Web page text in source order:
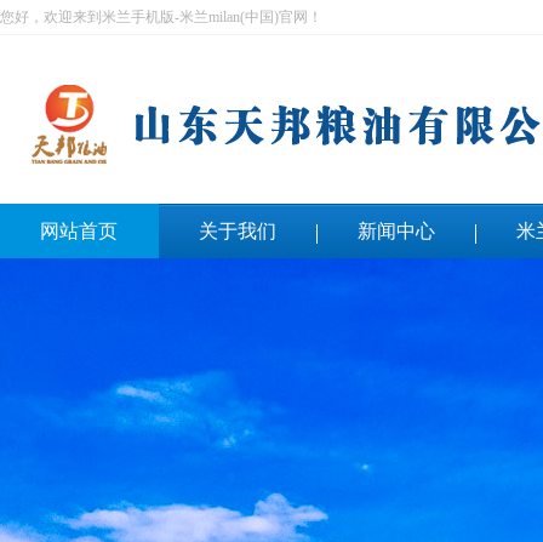
您好，欢迎来到米兰手机版-米兰milan(中国)官网！
网站首页 关于我们 新闻中心 米